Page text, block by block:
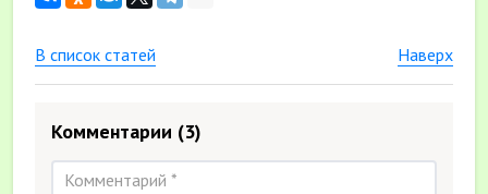
В список статей Наверх
Комментарии (3)